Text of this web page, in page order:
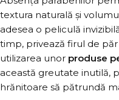
textura naturală și
adesea o peliculă
timp, privează firul de
utilizarea unor produse
această greutate inutilă,
hrănitoare să pătrundă